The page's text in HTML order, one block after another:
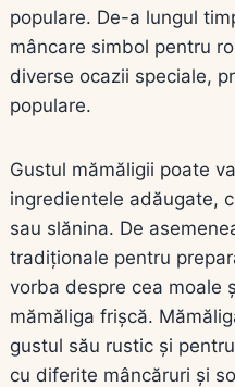
populare. De-a lungul
mâncare simbol pentru
diverse ocazii speciale,
populare.
Gustul mămăligii poate
ingredientele adăugate,
sau slănina. De
tradiționale pentru
vorba despre cea moale
mămăliga frișcă.
gustul său rustic și
cu diferite mâncăruri și